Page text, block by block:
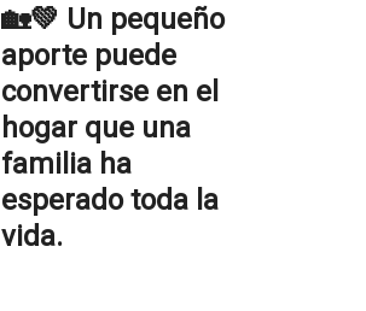
🏡💚 Un pequeño
aporte puede
convertirse en el
hogar que una
familia ha
esperado toda la
vida.